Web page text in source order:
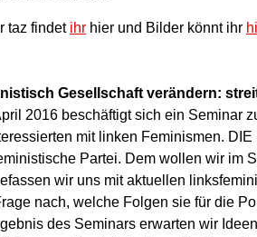
taz findet ihr hier und Bilder könnt ihr
Gesellschaft verändern:
2016 beschäftigt sich ein Seminar
mit linken Feminismen.
Partei. Dem wollen wir im
wir uns mit aktuellen
nach, welche Folgen sie für die
des Seminars erwarten wir